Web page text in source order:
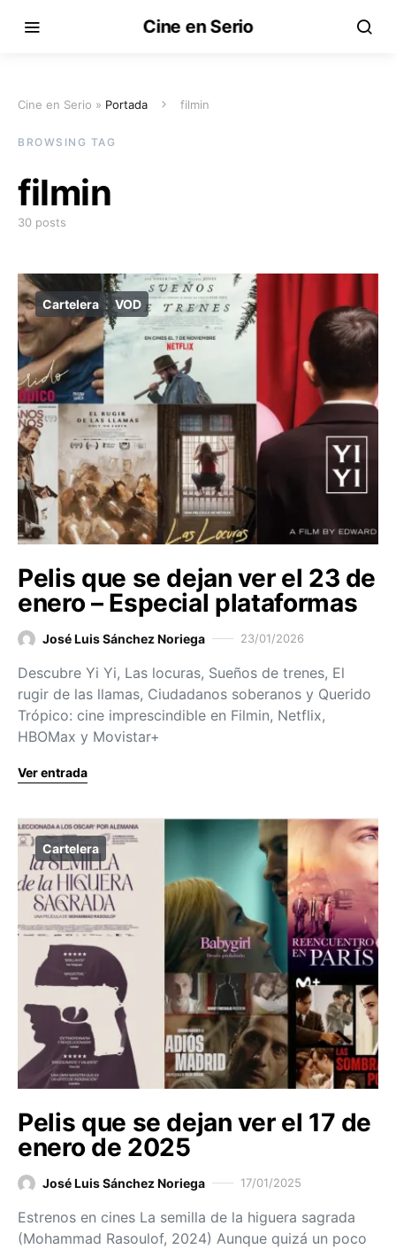
Cine en Serio
Cine en Serio » Portada filmin
BROWSING TAG
filmin
30 posts
Cartelera VOD
Pelis que se dejan ver el 23 de
enero – Especial plataformas
José Luis Sánchez Noriega 23/01/2026
Descubre Yi Yi, Las locuras, Sueños de trenes, El
rugir de las llamas, Ciudadanos soberanos y Querido
Trópico: cine imprescindible en Filmin, Netflix,
HBOMax y Movistar+
Ver entrada
Cartelera
Pelis que se dejan ver el 17 de
enero de 2025
José Luis Sánchez Noriega 17/01/2025
Estrenos en cines La semilla de la higuera sagrada
(Mohammad Rasoulof, 2024) Aunque quizá un poco